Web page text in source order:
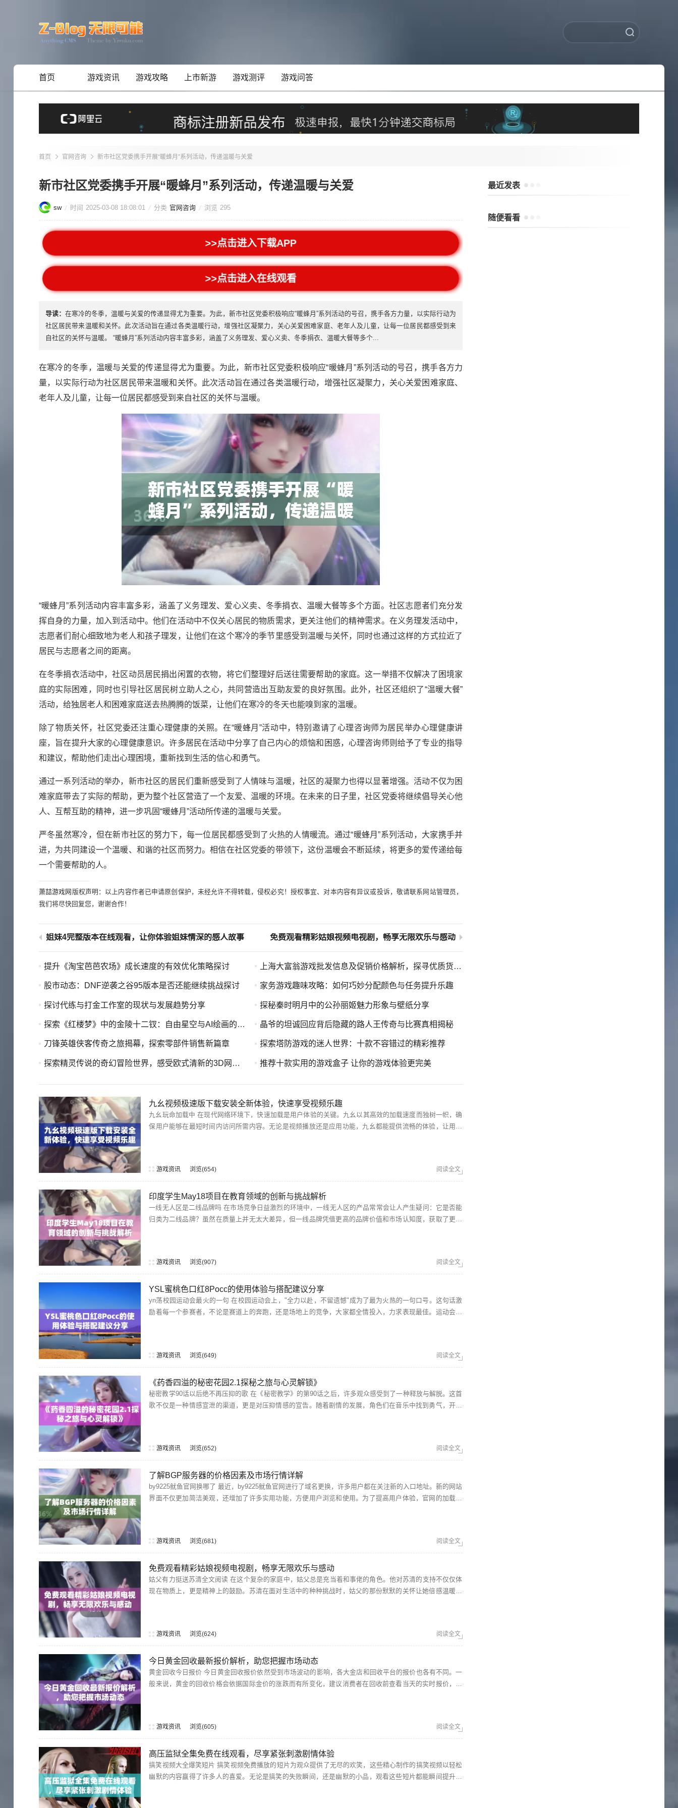
首页 游戏资讯 游戏攻略 上市新游 游戏测评 游戏问答
首页 官网咨询 新市社区党委携手开展“暖蜂月”系列活动，传递温暖与关爱
新市社区党委携手开展“暖蜂月”系列活动，传递温暖与关爱
sw 时间 2025-03-08 18:08:01 分类 官网咨询 浏览 295
>>点击进入下载APP
>>点击进入在线观看
导读： 在寒冷的冬季，温暖与关爱的传递显得尤为重要。为此，新市社区党委积极响应“暖蜂月”系列活动的号召，携手各方力量，以实际行动为
社区居民带来温暖和关怀。此次活动旨在通过各类温暖行动，增强社区凝聚力，关心关爱困难家庭、老年人及儿童，让每一位居民都感受到来
自社区的关怀与温暖。 “暖蜂月”系列活动内容丰富多彩，涵盖了义务理发、爱心义卖、冬季捐衣、温暖大餐等多个...
在寒冷的冬季，温暖与关爱的传递显得尤为重要。为此，新市社区党委积极响应“暖蜂月”系列活动的号召，携手各方力
量，以实际行动为社区居民带来温暖和关怀。此次活动旨在通过各类温暖行动，增强社区凝聚力，关心关爱困难家庭、
老年人及儿童，让每一位居民都感受到来自社区的关怀与温暖。
“暖蜂月”系列活动内容丰富多彩，涵盖了义务理发、爱心义卖、冬季捐衣、温暖大餐等多个方面。社区志愿者们充分发
挥自身的力量，加入到活动中。他们在活动中不仅关心居民的物质需求，更关注他们的精神需求。在义务理发活动中，
志愿者们耐心细致地为老人和孩子理发，让他们在这个寒冷的季节里感受到温暖与关怀，同时也通过这样的方式拉近了
居民与志愿者之间的距离。
在冬季捐衣活动中，社区动员居民捐出闲置的衣物，将它们整理好后送往需要帮助的家庭。这一举措不仅解决了困境家
庭的实际困难，同时也引导社区居民树立助人之心，共同营造出互助友爱的良好氛围。此外，社区还组织了“温暖大餐”
活动，给独居老人和困难家庭送去热腾腾的饭菜，让他们在寒冷的冬天也能嗅到家的温暖。
除了物质关怀，社区党委还注重心理健康的关照。在“暖蜂月”活动中，特别邀请了心理咨询师为居民举办心理健康讲
座，旨在提升大家的心理健康意识。许多居民在活动中分享了自己内心的烦恼和困惑，心理咨询师则给予了专业的指导
和建议，帮助他们走出心理困境，重新找到生活的信心和勇气。
通过一系列活动的举办，新市社区的居民们重新感受到了人情味与温暖，社区的凝聚力也得以显著增强。活动不仅为困
难家庭带去了实际的帮助，更为整个社区营造了一个友爱、温暖的环境。在未来的日子里，社区党委将继续倡导关心他
人、互帮互助的精神，进一步巩固“暖蜂月”活动所传递的温暖与关爱。
严冬虽然寒冷，但在新市社区的努力下，每一位居民都感受到了火热的人情暖流。通过“暖蜂月”系列活动，大家携手并
进，为共同建设一个温暖、和谐的社区而努力。相信在社区党委的带领下，这份温暖会不断延续，将更多的爱传递给每
一个需要帮助的人。
萧喆游戏网 版权声明：以上内容作者已申请原创保护，未经允许不得转载，侵权必究！授权事宜、对本内容有异议或投诉，敬请联系网站管理员，
我们将尽快回复您，谢谢合作！
姐妹4完整版本在线观看，让你体验姐妹情深的感人故事 免费观看精彩姑娘视频电视剧，畅享无限欢乐与感动
提升《淘宝芭芭农场》成长速度的有效优化策略探讨 上海大富翁游戏批发信息及促销价格解析，探寻优质货源出处
股市动态：DNF逆袭之谷95版本是否还能继续挑战探讨 家务游戏趣味攻略：如何巧妙分配颜色与任务提升乐趣
探讨代练与打金工作室的现状与发展趋势分享 探秘秦时明月中的公孙丽姬魅力形象与壁纸分享
探索《红楼梦》中的金陵十二钗：自由星空与AI绘画的华美结合 晶爷的坦诚回应背后隐藏的路人王传奇与比赛真相揭秘
刀锋英雄侠客传奇之旅揭幕，探索零部件销售新篇章 探索塔防游戏的迷人世界：十款不容错过的精彩推荐
探索精灵传说的奇幻冒险世界，感受欧式清新的3D网游魅力 推荐十款实用的游戏盒子 让你的游戏体验更完美
九幺视频极速版下载安装全新体验，快速享受视频乐趣
九幺玩命加载中 在现代网络环境下，快速加载是用户体验的关键。九幺以其高效的加载速度而独树一帜，确
保用户能够在最短时间内访问所需内容。无论是视频播放还是应用功能，九幺都能提供流畅的体验，让用户
游戏资讯 浏览 654 阅读全文
印度学生May18项目在教育领域的创新与挑战解析
一线无人区是二线品牌吗 在市场竞争日益激烈的环境中，一线无人区的产品常常会让人产生疑问：它是否能
归类为二线品牌？虽然在质量上并无太大差异，但一线品牌凭借更高的品牌价值和市场认知度，获取了更多
游戏资讯 浏览 907 阅读全文
YSL蜜桃色口红8Pocc的使用体验与搭配建议分享
yn荡校园运动会最火的一句 在校园运动会上，"全力以赴，不留遗憾"成为了最为火热的一句口号。这句话激
励着每一个参赛者，不论是赛道上的奔跑，还是场地上的竞争，大家都全情投入，力求表现最佳。运动会不
游戏资讯 浏览 649 阅读全文
《药香四溢的秘密花园2.1探秘之旅与心灵解锁》
秘密教学90话以后绝不再压抑的歌 在《秘密教学》的第90话之后，许多观众感受到了一种释放与解脱。这首
歌不仅是一种情感宣泄的渠道，更是对压抑情感的宣告。随着剧情的发展，角色们在音乐中找到勇气，开始
游戏资讯 浏览 652 阅读全文
了解BGP服务器的价格因素及市场行情详解
by9225鱿鱼官网换哪了 最近，by9225鱿鱼官网进行了域名更换，许多用户都在关注新的入口地址。新的网站
界面不仅更加简洁美观，还增加了许多实用功能，方便用户浏览和使用。为了提高用户体验，官网的加载速
游戏资讯 浏览 681 阅读全文
免费观看精彩姑娘视频电视剧，畅享无限欢乐与感动
姑父有力挺送苏清全文阅读 在这个复杂的家庭中，姑父总是充当着和事佬的角色。他对苏清的支持不仅仅体
现在物质上，更是精神上的鼓励。苏清在面对生活中的种种挑战时，姑父的那份默默的关怀让她倍感温暖。
游戏资讯 浏览 624 阅读全文
今日黄金回收最新报价解析，助您把握市场动态
黄金回收今日报价 今日黄金回收报价依然受到市场波动的影响，各大金店和回收平台的报价也各有不同。一
般来说，黄金的回收价格会依据国际金价的涨跌而有所变化，建议消费者在回收前查看当天的实时报价，以
游戏资讯 浏览 605 阅读全文
高压监狱全集免费在线观看，尽享紧张刺激剧情体验
搞笑视频大全爆笑短片 搞笑视频免费播放的短片为观众提供了无尽的欢笑，这些精心制作的搞笑视频以轻松
幽默的内容赢得了许多人的喜爱。无论是搞笑的失败瞬间，还是幽默的小品，观看这些短片都能瞬间提升你
最近发表
随便看看